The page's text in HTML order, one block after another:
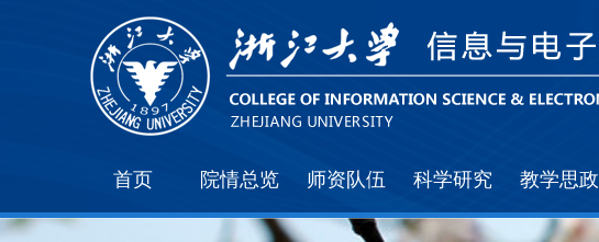
首页 院情总览 师资队伍 科学研究 教学思政